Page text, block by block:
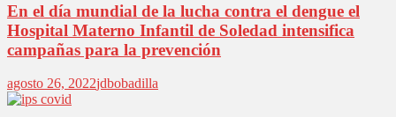
En el día mundial de la lucha contra el dengue el
Hospital Materno Infantil de Soledad intensifica
campañas para la prevención
agosto 26, 2022jdbobadilla